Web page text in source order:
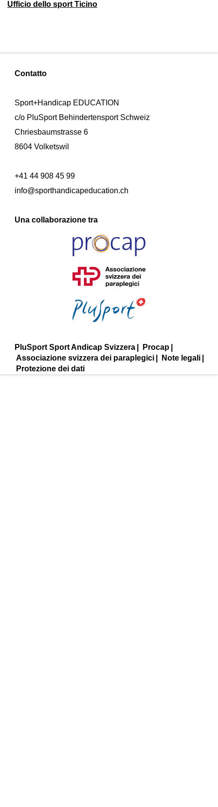
Ufficio dello sport Ticino
Contatto
Sport+Handicap EDUCATION
c/o PluSport Behindertensport Schweiz
Chriesbaumstrasse 6
8604 Volketswil
+41 44 908 45 99
info@sporthandicapeducation.ch
Una collaborazione tra
PluSport Sport Andicap Svizzera
Procap
Associazione svizzera dei paraplegici
Note legali
Protezione dei dati